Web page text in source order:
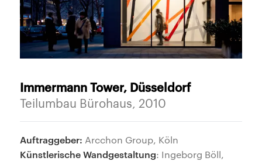
Immermann Tower, Düsseldorf
Teilumbau Bürohaus, 2010
Auftraggeber: Arcchon Group, Köln
Künstlerische Wandgestaltung: Ingeborg Böll,